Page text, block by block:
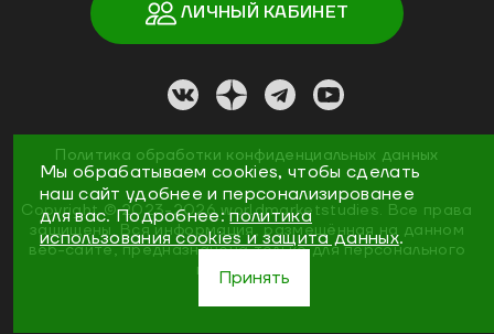
ЛИЧНЫЙ КАБИНЕТ
Политика обработки конфиденциальных данных
Copyright ©2023-2026worldmarketstudies. Все права
защищены. Вся информация, размещённая на данном
веб-сайте, предназначена только для персонального
пользования
Мы обрабатываем cookies, чтобы сделать
наш сайт удобнее и персонализированее
для вас. Подробнее:политика
использования cookies и защита данных.
Принять